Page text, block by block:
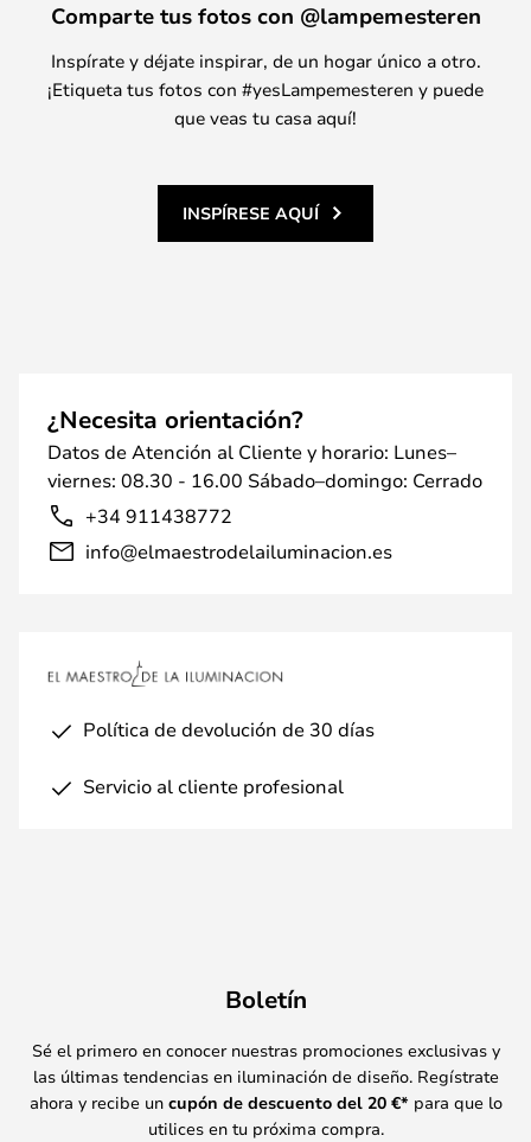
Comparte tus fotos con @lampemesteren
Inspírate y déjate inspirar, de un hogar único a otro.
¡Etiqueta tus fotos con #yesLampemesteren y puede
que veas tu casa aquí!
INSPÍRESE AQUÍ
¿Necesita orientación?
Datos de Atención al Cliente y horario: Lunes–
viernes: 08.30 - 16.00 Sábado–domingo: Cerrado
+34 911438772
info@elmaestrodelailuminacion.es
Política de devolución de 30 días
Servicio al cliente profesional
Boletín
Sé el primero en conocer nuestras promociones exclusivas y
las últimas tendencias en iluminación de diseño. Regístrate
ahora y recibe un cupón de descuento del 20 €* para que lo
utilices en tu próxima compra.